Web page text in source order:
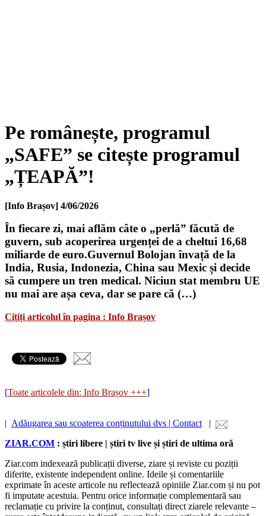
Pe românește, programul
„SAFE” se citește programul
„ȚEAPĂ”!
[Info Brașov] 4/06/2026
În fiecare zi, mai aflăm câte o „perlă” făcută de
guvern, sub acoperirea urgenței de a cheltui 16,68
miliarde de euro.Guvernul Bolojan învață de la
India, Rusia, Indonezia, China sau Mexic și decide
să cumpere un tren medical. Niciun stat membru UE
nu mai are așa ceva, dar se pare că (…)
Citiți articolul în pagina : Info Brașov
[Toate articolele din: Info Brașov +++]
| Adăugarea sau scoaterea conținutului dvs | Contact |
ZIAR.COM : știri libere | știri tv live și știri de ultima oră
Ziar.com indexează publicații diverse, ziare și reviste cu poziții
diferite, existente independent online. Ideile și comentariile
exprimate în aceste articole nu reflectează opiniile Ziar.com și nu pot
fi imputate acestuia. Pentru orice informație complementară sau
reclamație cu privire la conținut, consultați direct ziarele relevante –